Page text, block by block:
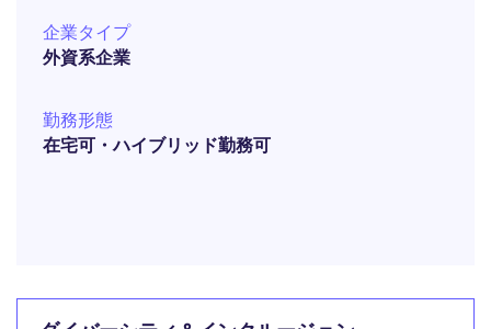
企業タイプ
外資系企業
勤務形態
在宅可・ハイブリッド勤務可